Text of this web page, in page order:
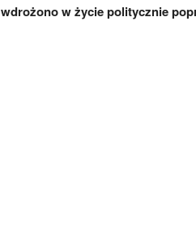
w życie politycznie